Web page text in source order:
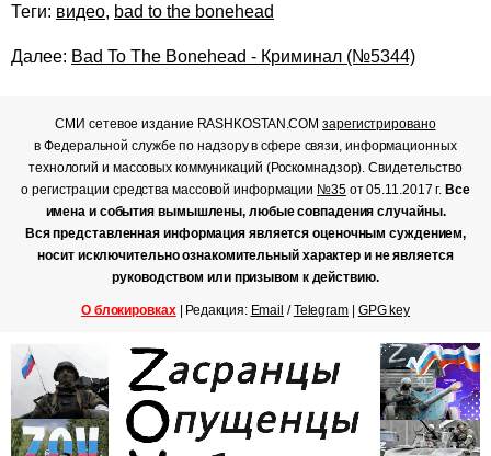
Теги: видео, bad to the bonehead
Далее: Bad To The Bonehead - Криминал (№5344)
СМИ сетевое издание RASHKOSTAN.COMзарегистрировано
в Федеральной службе по надзору в сфере связи, информационных
технологий и массовых коммуникаций (Роскомнадзор). Свидетельство
о регистрации средства массовой информации №35от 05.11.2017 г.Все
имена и события вымышлены, любые совпадения случайны.
Вся представленная информация является оценочным суждением,
носит исключительно ознакомительный характер и не является
руководством или призывом к действию.
О блокировках| Редакция: Email /Telegram| GPG key